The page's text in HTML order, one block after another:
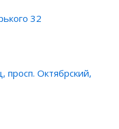
32
просп. Октябрский,